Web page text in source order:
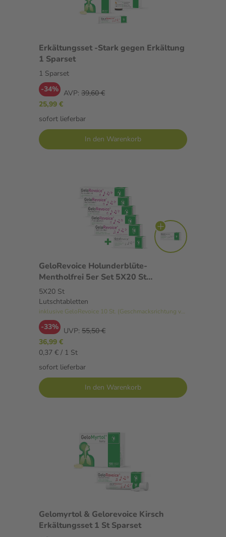
Erkältungsset -Stark gegen Erkältung
1 Sparset
1 Sparset
-34% AVP: 39,60 €
25,99 €
sofort lieferbar
In den Warenkorb
GeloRevoice Holunderblüte-
Mentholfrei 5er Set 5X20 St
Lutschtabletten
5X20 St
Lutschtabletten
inklusive GeloRevoice 10 St. (Geschmacksrichtung variiert)
-33% UVP: 55,50 €
36,99 €
0,37 € / 1 St
sofort lieferbar
In den Warenkorb
Gelomyrtol & Gelorevoice Kirsch
Erkältungsset 1 St Sparset